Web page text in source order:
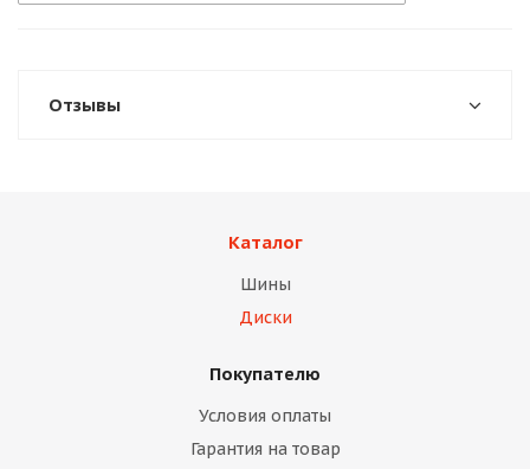
Отзывы
Каталог
Шины
Диски
Покупателю
Условия оплаты
Гарантия на товар